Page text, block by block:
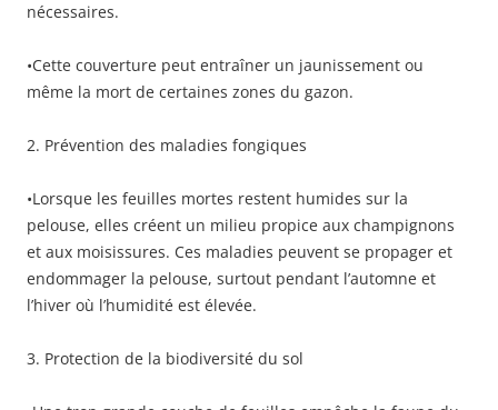
nécessaires.
•Cette couverture peut entraîner un jaunissement ou
même la mort de certaines zones du gazon.
2. Prévention des maladies fongiques
•Lorsque les feuilles mortes restent humides sur la
pelouse, elles créent un milieu propice aux champignons
et aux moisissures. Ces maladies peuvent se propager et
endommager la pelouse, surtout pendant l’automne et
l’hiver où l’humidité est élevée.
3. Protection de la biodiversité du sol